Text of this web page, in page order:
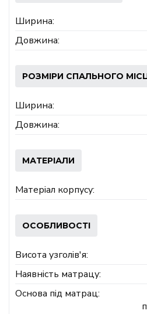
Ширина:
Довжина:
РОЗМІРИ СПАЛЬНОГО
Ширина:
Довжина:
МАТЕРІАЛИ
Матеріал корпусу:
ОСОБЛИВОСТІ
Висота узголів'я:
Наявність матрацу:
Основа під матрац: